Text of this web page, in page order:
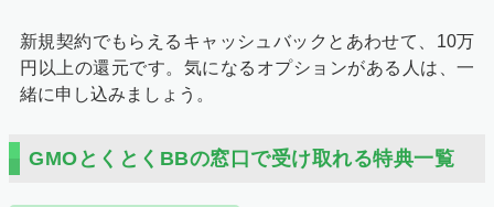
新規契約でもらえるキャッシュバックとあわせて、10万
円以上の還元です。気になるオプションがある人は、一
緒に申し込みましょう。
GMOとくとくBBの窓口で受け取れる特典一覧